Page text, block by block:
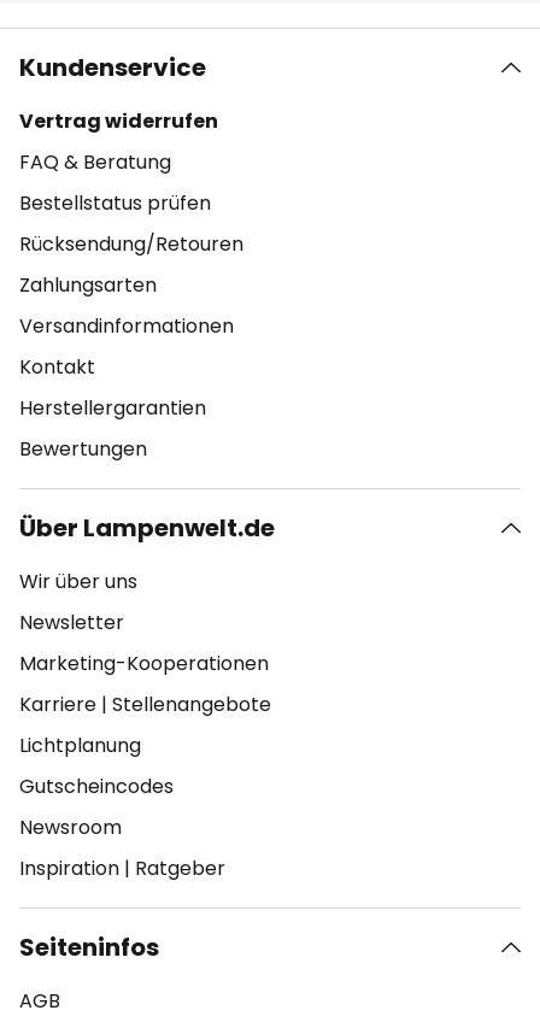
Kundenservice
Vertrag widerrufen
FAQ & Beratung
Bestellstatus prüfen
Rücksendung/Retouren
Zahlungsarten
Versandinformationen
Kontakt
Herstellergarantien
Bewertungen
Über Lampenwelt.de
Wir über uns
Newsletter
Marketing-Kooperationen
Karriere | Stellenangebote
Lichtplanung
Gutscheincodes
Newsroom
Inspiration | Ratgeber
Seiteninfos
AGB